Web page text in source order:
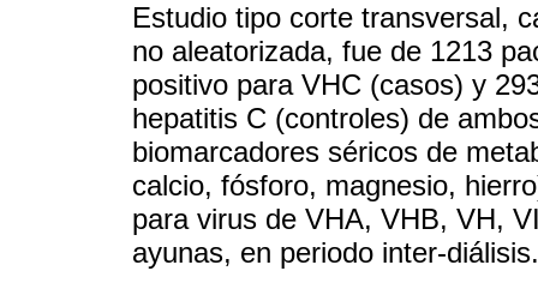
Estudio tipo corte transversal,
no aleatorizada, fue de 1213
positivo para VHC (casos) y
hepatitis C (controles) de
biomarcadores séricos de
calcio, fósforo, magnesio,
para virus de VHA, VHB, VH,
ayunas, en periodo inter-diálisis.